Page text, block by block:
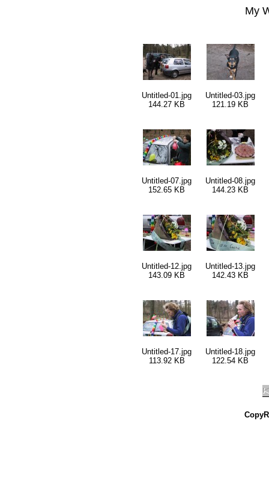
My
Untitled-01.jpg
144.27 KB
Untitled-03.jpg
121.19 KB
Untitled-07.jpg
152.65 KB
Untitled-08.jpg
144.23 KB
Untitled-12.jpg
143.09 KB
Untitled-13.jpg
142.43 KB
Untitled-17.jpg
113.92 KB
Untitled-18.jpg
122.54 KB